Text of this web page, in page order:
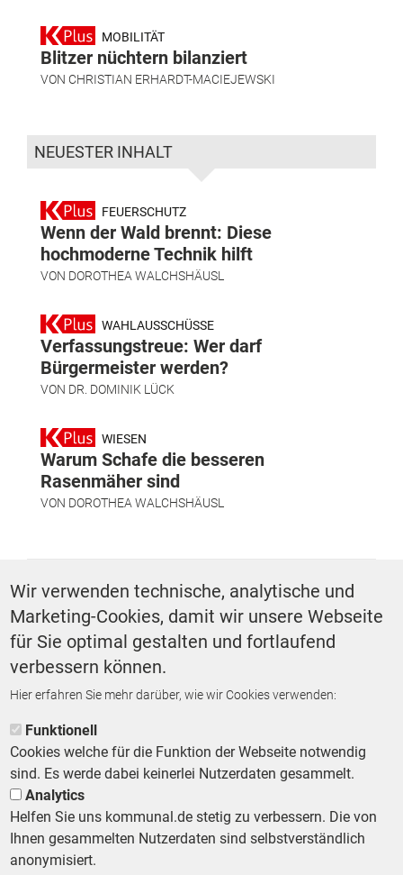
MOBILITÄT
Blitzer nüchtern bilanziert
VON CHRISTIAN ERHARDT-MACIEJEWSKI
NEUESTER INHALT
FEUERSCHUTZ
Wenn der Wald brennt: Diese
hochmoderne Technik hilft
VON DOROTHEA WALCHSHÄUSL
WAHLAUSSCHÜSSE
Verfassungstreue: Wer darf
Bürgermeister werden?
VON DR. DOMINIK LÜCK
WIESEN
Warum Schafe die besseren
Rasenmäher sind
VON DOROTHEA WALCHSHÄUSL
Mobilität
ZURÜCK ZUR STARTSEITE
Footer First Navigation
MESSE KOMMUNAL LESERSERVICE AGB DATENSCHUTZ
IMPRESSUM
Wir verwenden technische, analytische und
Marketing-Cookies, damit wir unsere Webseite
für Sie optimal gestalten und fortlaufend
verbessern können.
Hier erfahren Sie mehr darüber, wie wir Cookies verwenden:
Funktionell
Cookies welche für die Funktion der Webseite notwendig
sind. Es werde dabei keinerlei Nutzerdaten gesammelt.
Analytics
Helfen Sie uns kommunal.de stetig zu verbessern. Die von
Ihnen gesammelten Nutzerdaten sind selbstverständlich
anonymisiert.